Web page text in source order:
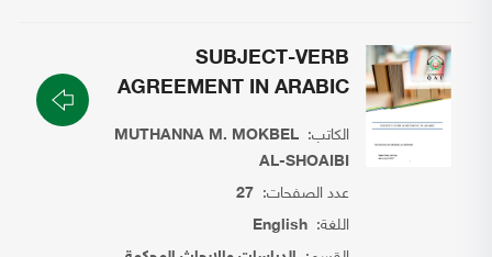
SUBJECT-VERB
AGREEMENT IN ARABIC
الكاتب:MUTHANNA M. MOKBEL
AL-SHOAIBI
عدد الصفحات:27
اللغة:English